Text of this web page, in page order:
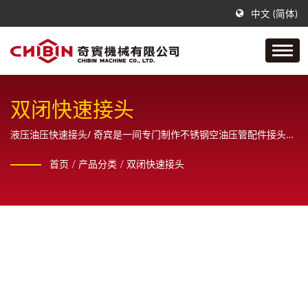
中文 (简体)
双闭快速接头
液压油压快速接头/ 奇宾是一间专门制作不锈钢空油压管配件接头的
为客户提供全方位的销售服务。
首页 / 产品分类 / 双闭快速接头